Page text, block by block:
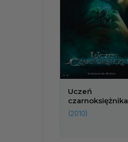
Uczeń
czarnoksiężnika
(2010)